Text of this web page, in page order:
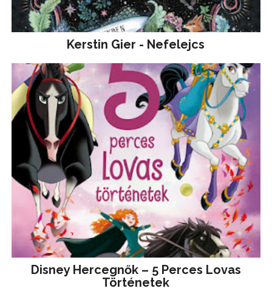
Kerstin Gier - Nefelejcs
Disney ​Hercegnők – 5 Perces Lovas
Történetek